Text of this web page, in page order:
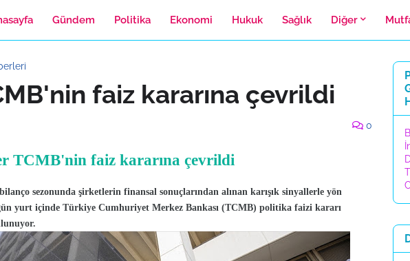
Gündem Politika Ekonomi Hukuk Sağlık Diğer
faiz kararına çevrildi
0
TCMB'nin faiz kararına çevrildi
sezonunda şirketlerin finansal sonuçlarından alınan karışık sinyallerle yön
yurt içinde Türkiye Cumhuriyet Merkez Bankası (TCMB) politika faizi kararı